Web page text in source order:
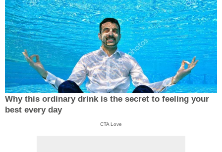
Why this ordinary drink is the secret to feeling your
best every day
CTA Love